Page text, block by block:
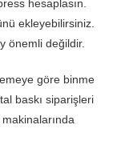
hesaplasın.
ekleyebilirsiniz.
önemli değildir.
göre binme
baskı siparişleri